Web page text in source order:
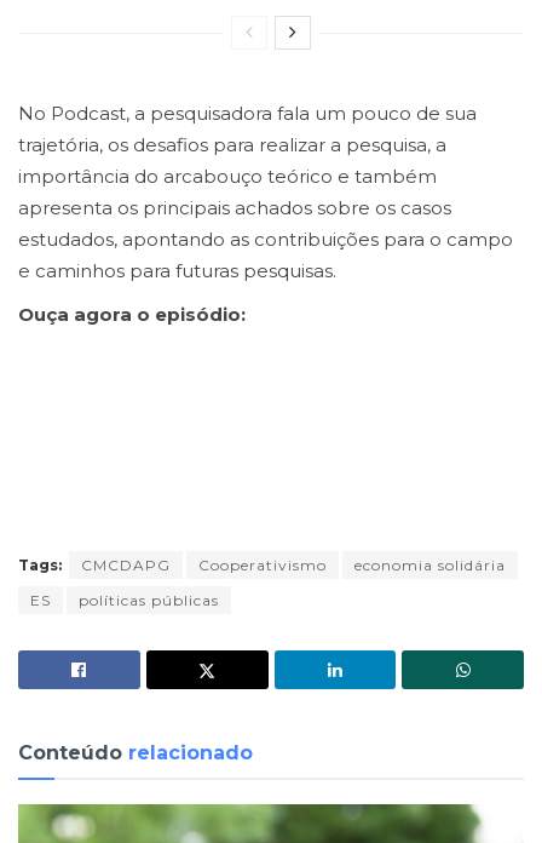
No Podcast, a pesquisadora fala um pouco de sua
trajetória, os desafios para realizar a pesquisa, a
importância do arcabouço teórico e também
apresenta os principais achados sobre os casos
estudados, apontando as contribuições para o campo
e caminhos para futuras pesquisas.
Ouça agora o episódio:
Tags: CMCDAPG Cooperativismo
economia solidária
ES
políticas públicas
Conteúdo relacionado